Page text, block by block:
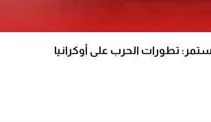
تطورات الحرب على أوكرانيا